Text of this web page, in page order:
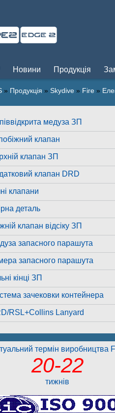
Новини Продукція
» Продукція » Skydive » Fire »
медуза ЗП
клапан
клапан ЗП
клапан DRD
клапани
деталь
клапан відсіку ЗП
запасного парашута
запасного парашута
кінці ЗП
зачековки контейнера
RSL+Collins Lanyard
термін виробництва
20-22
тижнів